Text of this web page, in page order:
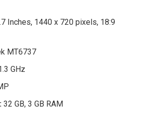
Inches, 1440 x 720 pixels, 18:9
MT6737
GHz
32 GB, 3 GB RAM